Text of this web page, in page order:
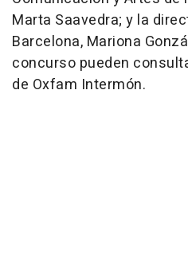
Marta Saavedra; y la
Barcelona, Mariona
concurso pueden
de Oxfam Intermón.